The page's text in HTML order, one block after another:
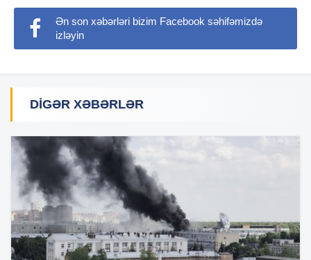
Ən son xəbərləri bizim Facebook səhifəmizdə
izləyin
DIGƏR XƏBƏRLƏR